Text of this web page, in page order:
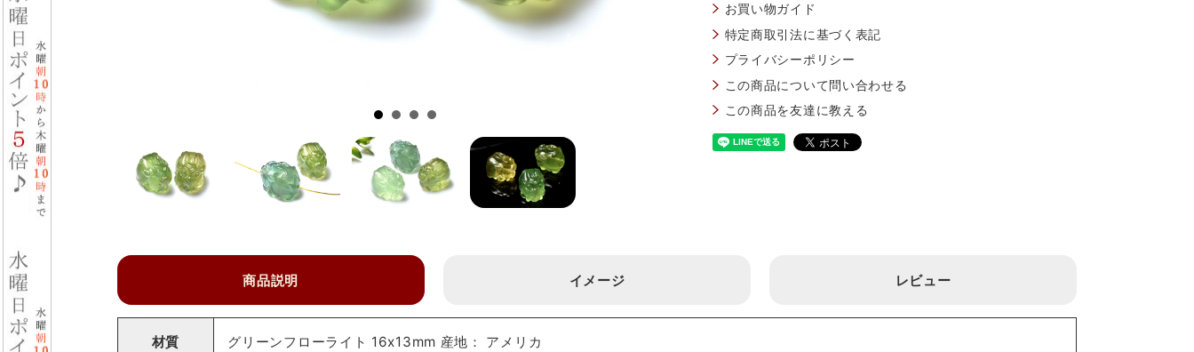
お買い物ガイド
特定商取引法に基づく表記
プライバシーポリシー
この商品について問い合わせる
この商品を友達に教える
商品説明 イメージ レビュー
材質 グリーンフローライト 16x13mm 産地： アメリカ